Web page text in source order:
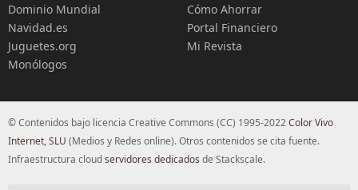
Dominio Mundial
Navidad.es
Juguetes.org
Monólogos
Cómo Ahorrar
Portal Financiero
Mi Revista
© Contenidos bajo licencia Creative Commons (CC) 1995-2022Color Vivo
Internet, SLU (Medios y Redes online). Otros contenidos se cita fuente.
Infraestructura cloudservidores dedicados de Stackscale.